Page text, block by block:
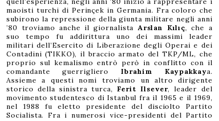
maoisti turchi di Perinçek in Germania. Fra coloro che
subirono la repressione della giunta militare negli anni
’80 troviamo anche il giornalista Arslan Kılıç, che a
suo tempo fu addirittura uno dei massimi leader
militari dell’Esercito di Liberazione degli Operai e dei
Contadini (TIKKO), il braccio armato del TKP/ML, che
proprio sul kemalismo entrò però in conflitto con il
comandante guerrigliero Ibrahim Kaypakkaya.
Assieme a questi nomi troviamo un altro dirigente
storico della sinistra turca, Ferit Ilsever, leader del
movimento studentesco di Istanbul fra il 1965 e il 1969,
nel 1988 fu eletto presidente del disciolto Partito
Socialista. Fra i numerosi vice-presidenti del Partito